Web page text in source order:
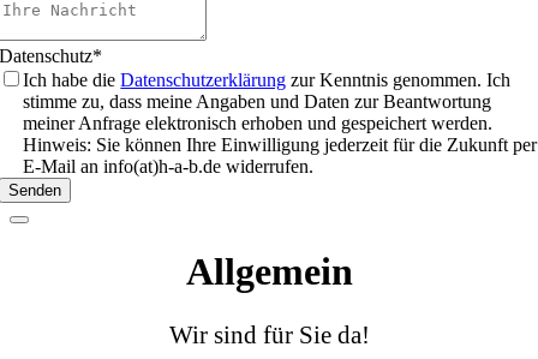
Datenschutz*
Ich habe dieDatenschutzerklärung zur Kenntnis genommen. Ich
stimme zu, dass meine Angaben und Daten zur Beantwortung
meiner Anfrage elektronisch erhoben und gespeichert werden.
Hinweis: Sie können Ihre Einwilligung jederzeit für die Zukunft per
E-Mail an info(at)h-a-b.de widerrufen.
Senden
Email
Allgemein
Wir sind für Sie da!